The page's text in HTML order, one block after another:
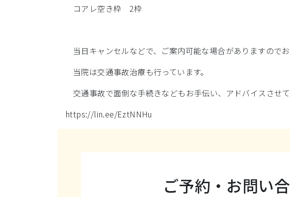
コアレ空き枠 2枠
当日キャンセルなどで、ご案内可能な場合がありますのでお
当院は交通事故治療も行っています。
交通事故で面倒な手続きなどもお手伝い、アドバイスさせて
https://lin.ee/EztNNHu
ご予約・お問い